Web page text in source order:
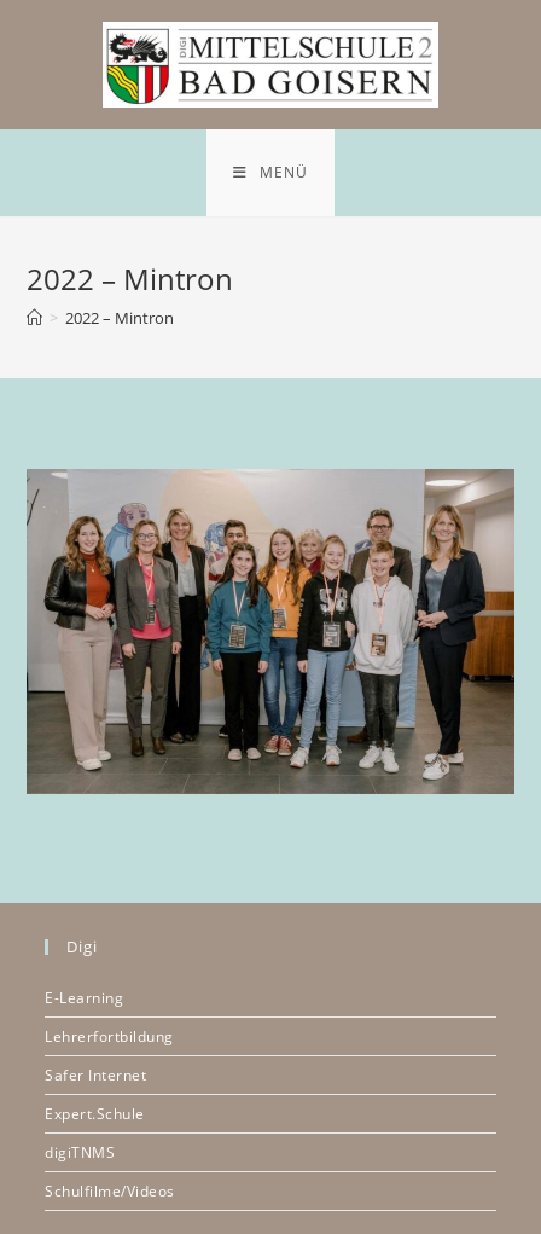
MENÜ
2022 – Mintron
> 2022 – Mintron
Digi
E-Learning
Lehrerfortbildung
Safer Internet
Expert.Schule
digiTNMS
Schulfilme/Videos